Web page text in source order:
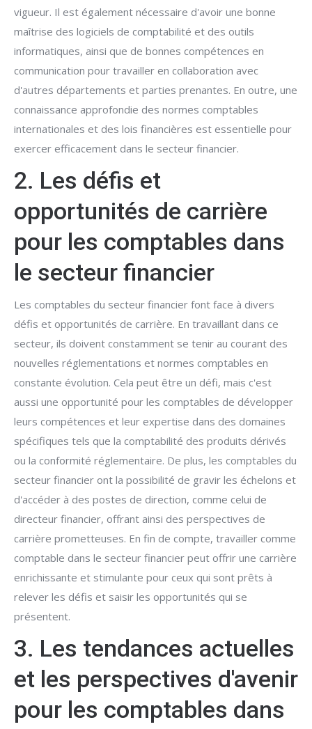
vigueur. Il est également nécessaire d'avoir une bonne
maîtrise des logiciels de comptabilité et des outils
informatiques, ainsi que de bonnes compétences en
communication pour travailler en collaboration avec
d'autres départements et parties prenantes. En outre, une
connaissance approfondie des normes comptables
internationales et des lois financières est essentielle pour
exercer efficacement dans le secteur financier.
2. Les défis et
opportunités de carrière
pour les comptables dans
le secteur financier
Les comptables du secteur financier font face à divers
défis et opportunités de carrière. En travaillant dans ce
secteur, ils doivent constamment se tenir au courant des
nouvelles réglementations et normes comptables en
constante évolution. Cela peut être un défi, mais c'est
aussi une opportunité pour les comptables de développer
leurs compétences et leur expertise dans des domaines
spécifiques tels que la comptabilité des produits dérivés
ou la conformité réglementaire. De plus, les comptables du
secteur financier ont la possibilité de gravir les échelons et
d'accéder à des postes de direction, comme celui de
directeur financier, offrant ainsi des perspectives de
carrière prometteuses. En fin de compte, travailler comme
comptable dans le secteur financier peut offrir une carrière
enrichissante et stimulante pour ceux qui sont prêts à
relever les défis et saisir les opportunités qui se
présentent.
3. Les tendances actuelles
et les perspectives d'avenir
pour les comptables dans